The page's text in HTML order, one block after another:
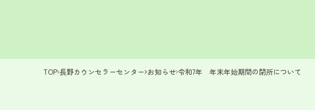
TOP 長野カウンセラーセンター お知らせ 令和7年 年末年始期間の閉所について